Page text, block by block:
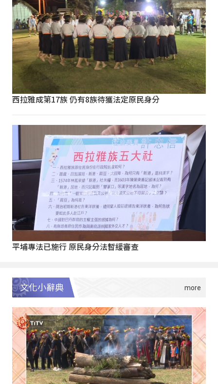
西拉雅成第17族 仍有8族待獲法定原民身分
平埔專法已施行 原民身分法暫緩審查
文化小辭典